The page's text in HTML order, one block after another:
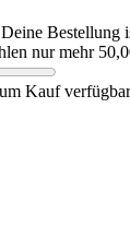
Bestellung
nur mehr
Kauf